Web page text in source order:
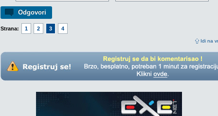
Odgovori
Strana: 1 2 3 4
Idi na